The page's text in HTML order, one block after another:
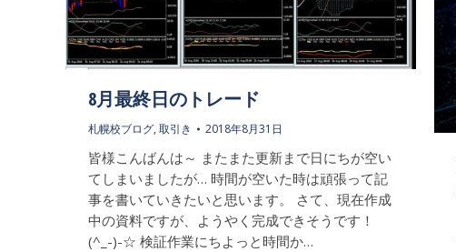
8月最終日のトレード
札幌校ブログ, 取引き 2018年8月31日
皆様こんばんは～ またまた更新まで日にちが空い
てしまいましたが… 時間が空いた時は頑張って記
事を書いていきたいと思います。 さて、現在作成
中の資料ですが、ようやく完成できそうです！
(^_-)-☆ 検証作業にちよっと時間か…